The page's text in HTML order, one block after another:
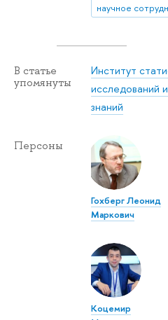
научное
В статье
упомянуты
Институт
исследований
знаний
Персоны
Гохберг Леонид
Маркович
Коцемир